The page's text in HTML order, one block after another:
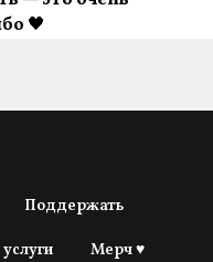
🖤
Поддержать
Мерч ♥